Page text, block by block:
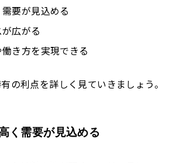
要が見込める
広がる
き方を実現できる
の利点を詳しく見ていきましょう。
く需要が見込める